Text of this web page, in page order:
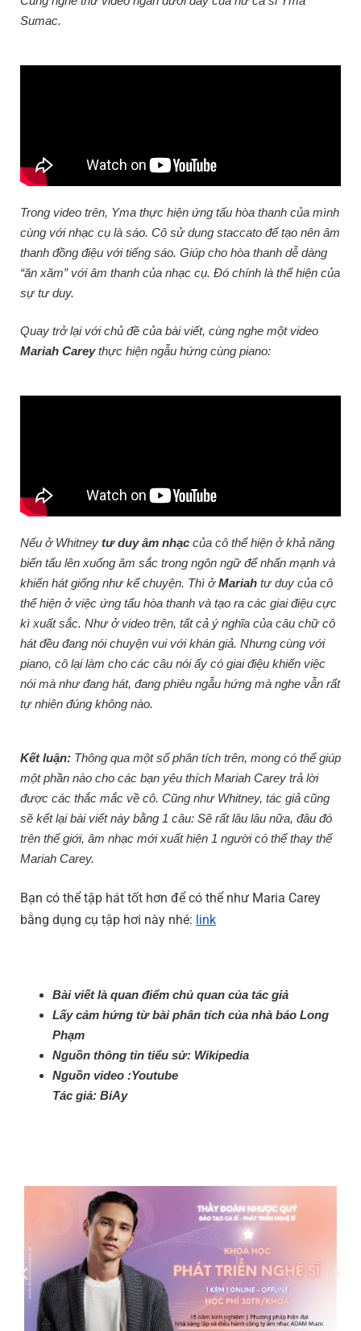
Sumac.
Trong video trên, Yma thực hiện ứng tấu hòa thanh của mình
cùng với nhạc cụ là sáo. Cô sử dụng staccato để tạo nên âm
thanh đồng điệu với tiếng sáo. Giúp cho hòa thanh dễ dàng
“ăn xăm” với âm thanh của nhạc cụ. Đó chính là thể hiện của
sự tư duy.
Quay trở lại với chủ đề của bài viết, cùng nghe một video
Mariah Careythực hiện ngẫu hứng cùng piano:
Nếu ở Whitney tư duy âm nhạc của cô thể hiện ở khả năng
biến tấu lên xuống âm sắc trong ngôn ngữ để nhấn mạnh và
khiến hát giống như kể chuyện. Thì ởMariah tư duy của cô
thể hiện ở việc ứng tấu hòa thanh và tạo ra các giai điệu cực
kì xuất sắc. Như ở video trên, tất cả ý nghĩa của câu chữ cô
hát đều đang nói chuyện vui với khán giả. Nhưng cùng với
piano, cô lại làm cho các câu nói ấy có giai điệu khiến việc
nói mà như đang hát, đang phiêu ngẫu hứng mà nghe vẫn rất
tự nhiên đúng không nào.
Kết luận: Thông qua một số phân tích trên, mong có thể giúp
một phần nào cho các bạn yêu thích Mariah Carey trả lời
được các thắc mắc về cô. Cũng như Whitney, tác giả cũng
sẽ kết lại bài viết này bằng 1 câu: Sẽ rất lâu lâu nữa, đâu đó
trên thế giới, âm nhạc mới xuất hiện 1 người có thể thay thế
Mariah Carey.
Bạn có thể tập hát tốt hơn để có thể như Maria Carey
bằng dụng cụ tập hơi này nhé: link
Bài viết là quan điểm chủ quan của tác giả
Lấy cảm hứng từ bài phân tích của nhà báo Long
Phạm
Nguồn thông tin tiểu sử: Wikipedia
Nguồn video :Youtube
Tác giả: BiAy